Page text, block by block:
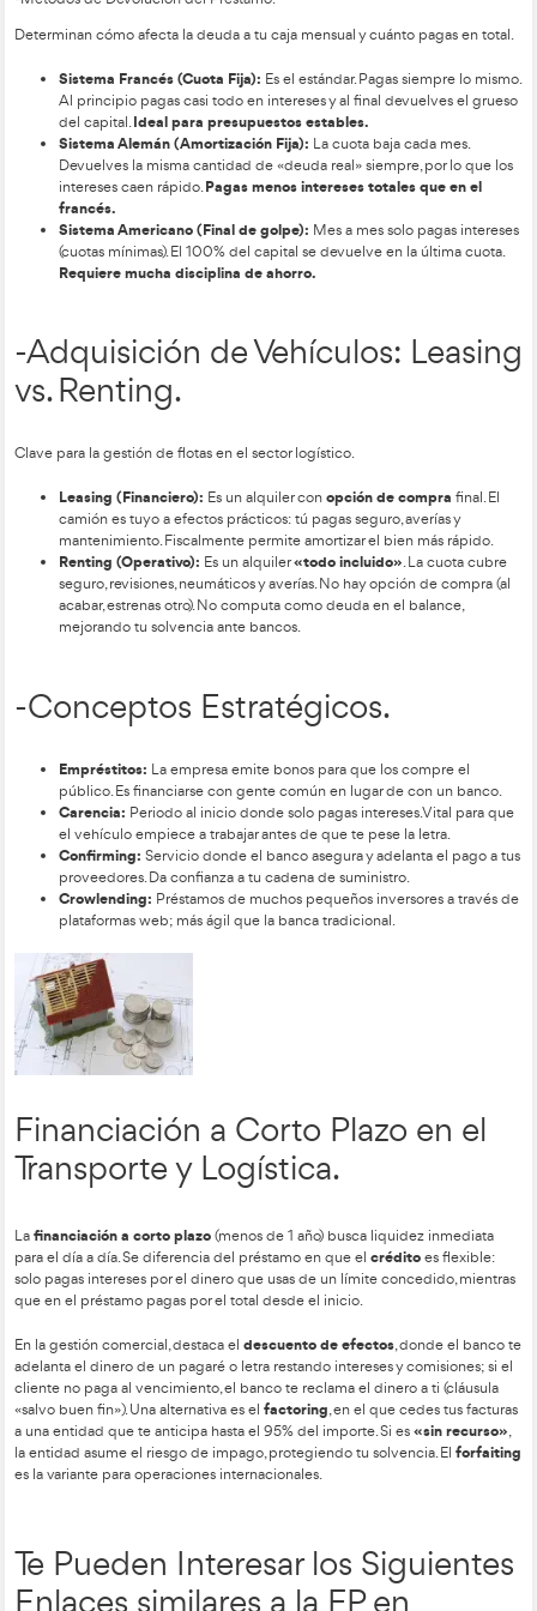
Fuentes de Financiación
dentro de la Formación
Profesional en Transporte y
Logística.
La financiación ajena es el dinero que la empresa obtiene
inicial y no reinvierte intereses; el compuesto acumula
aumentando cada periodo. El interés nominal mide la
capitalización, el efectivo refleja el coste real con reinversión
solicitud y justificar el proyecto. También puede venir de
intereses solo por lo utilizado; los préstamos entregan todo
inicio y generan intereses sobre el total; los microcréditos se
personas sin acceso a financiación tradicional; y las
riesgo invierten temporalmente en la empresa como socios
Financiación a Largo
de la FP en Transporte y
Determinan cómo afecta la deuda a tu caja mensual y
Sistema Francés (Cuota Fija):
Al principio pagas casi todo en intereses y al final
del capital.Ideal para presupuestos estables.
Sistema Alemán (Amortización Fija):La cuota baja
Devuelves la misma cantidad de «deuda real»
intereses caen rápido. Pagas menos intereses
francés.
Sistema Americano (Final de golpe):Mes a mes
(cuotas mínimas). El 100% del capital se devuelve en
Requiere mucha disciplina de ahorro.
-Adquisición de Vehículos:
vs. Renting.